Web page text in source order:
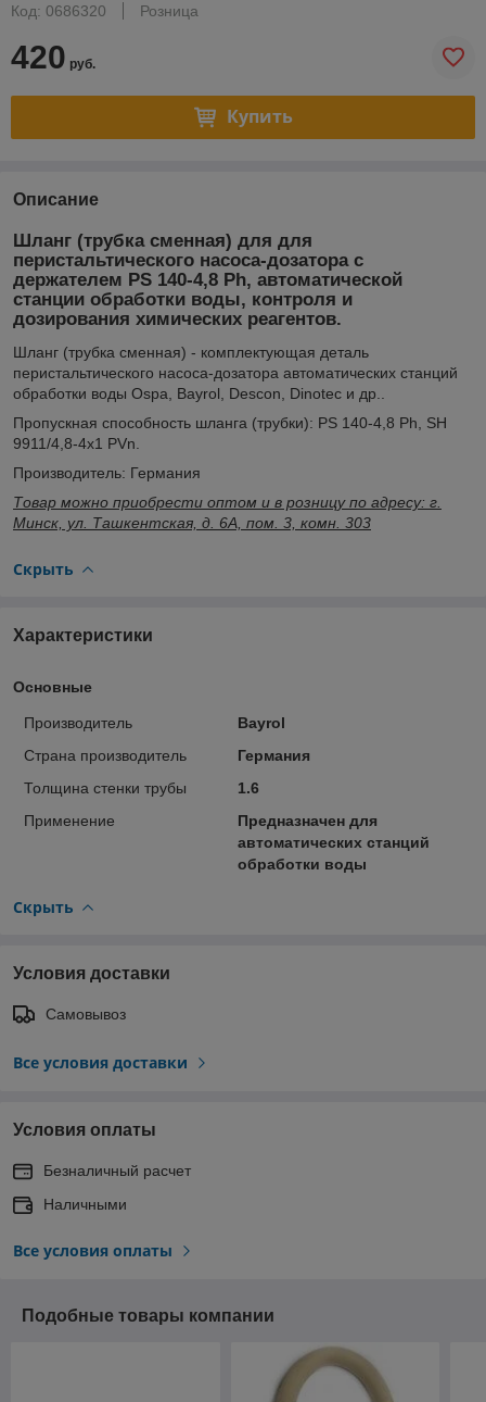
Код: 0686320
Розница
420 руб.
Купить
Описание
Шланг (трубка сменная) для для
перистальтического насоса-дозатора с
держателем PS 140-4,8 Ph, автоматической
станции обработки воды, контроля и
дозирования химических реагентов.
Шланг (трубка сменная) - комплектующая деталь
перистальтического насоса-дозатора автоматических станций
обработки воды Ospa, Bayrol, Descon, Dinotec и др..
Пропускная способность шланга (трубки): PS 140-4,8 Ph, SH
9911/4,8-4x1 PVn.
Производитель: Германия
Товар можно приобрести оптом и в розницу по адресу: г.
Минск, ул. Ташкентская, д. 6А, пом. 3, комн. 303
Скрыть
Характеристики
Основные
Производитель
Bayrol
Страна производитель
Германия
Толщина стенки трубы
1.6
Применение
Предназначен для
автоматических станций
обработки воды
Скрыть
Условия доставки
Самовывоз
Все условия доставки
Условия оплаты
Безналичный расчет
Наличными
Все условия оплаты
Подобные товары компании